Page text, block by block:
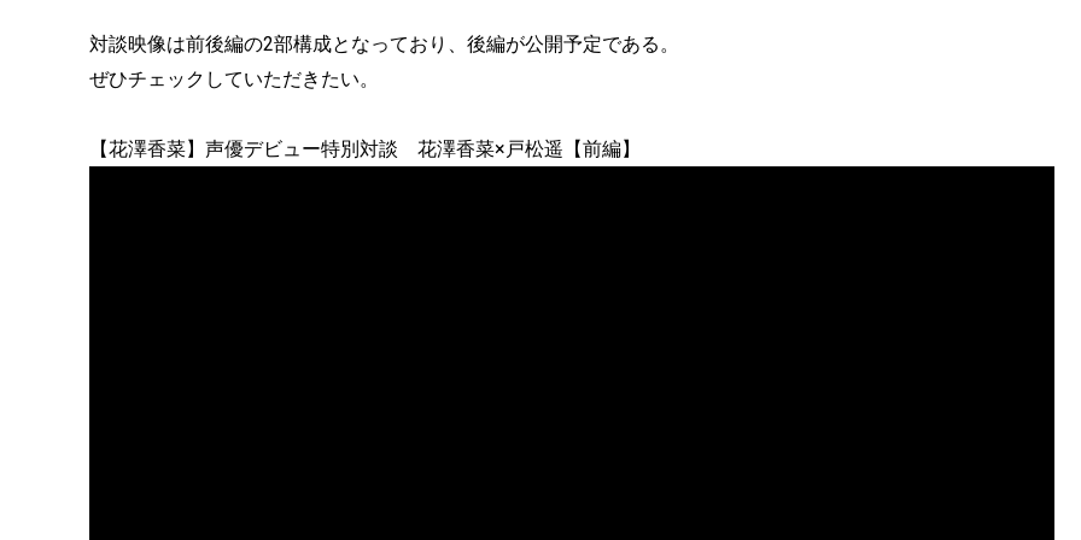
対談映像は前後編の2部構成となっており、後編が公開予定である。
ぜひチェックしていただきたい。
【花澤香菜】声優デビュー特別対談 花澤香菜×戸松遥【前編】